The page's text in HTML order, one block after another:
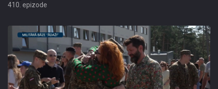
410. epizode